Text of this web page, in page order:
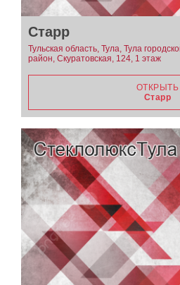
Старр
Тульская область, Тула, Тула
район, Скуратовская, 124, 1 этаж
ОТКРЫТЬ
Старр